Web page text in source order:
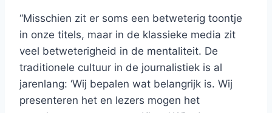
“Misschien zit er soms een betweterig toontje
in onze titels, maar in de klassieke media zit
veel betweterigheid in de mentaliteit. De
traditionele cultuur in de journalistiek is al
jarenlang: ‘Wij bepalen wat belangrijk is. Wij
presenteren het en lezers mogen het